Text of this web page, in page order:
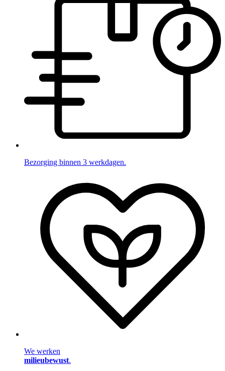
Bezorging binnen 3 werkdagen.
We werken
milieubewust.